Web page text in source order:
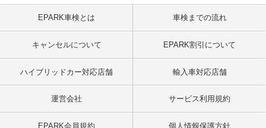
EPARK車検とは 車検までの流れ
キャンセルについて EPARK割引について
ハイブリッドカー対応店舗 輸入車対応店舗
運営会社 サービス利用規約
EPARK会員規約 個人情報保護方針